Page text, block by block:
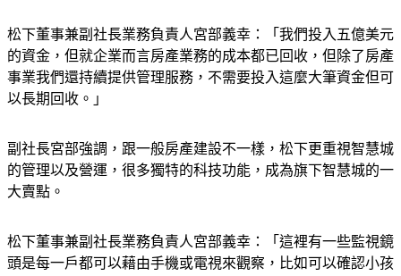
松下董事兼副社長業務負責人宮部義幸：「我們投入五億美元
的資金，但就企業而言房產業務的成本都已回收，但除了房產
事業我們還持續提供管理服務，不需要投入這麼大筆資金但可
以長期回收。」
副社長宮部強調，跟一般房產建設不一樣，松下更重視智慧城
的管理以及營運，很多獨特的科技功能，成為旗下智慧城的一
大賣點。
松下董事兼副社長業務負責人宮部義幸：「這裡有一些監視鏡
頭是每一戶都可以藉由手機或電視來觀察，比如可以確認小孩